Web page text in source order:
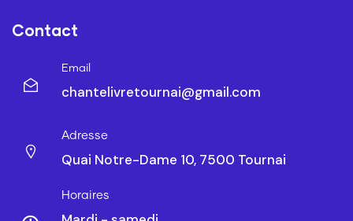
Contact
Email
chantelivretournai@gmail.com
Adresse
Quai Notre-Dame 10, 7500 Tournai
Horaires